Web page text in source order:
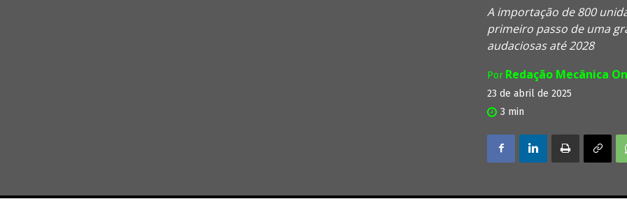
A importação de 800
primeiro passo de uma
audaciosas até 2028
Por Redação Mecânica
23 de abril de 2025
3 min